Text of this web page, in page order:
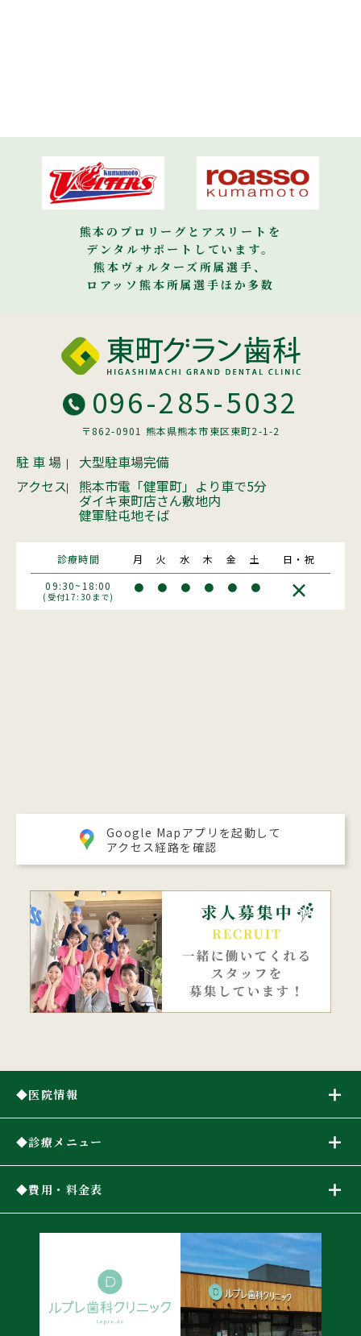
熊本のプロリーグとアスリートを
デンタルサポートしています。
熊本ヴォルターズ所属選手、
ロアッソ熊本所属選手ほか多数
096-285-5032
〒862-0901 熊本県熊本市東区東町2-1-2
駐 車 場
大型駐車場完備
アクセス
熊本市電「健軍町」より車で5分
ダイキ東町店さん敷地内
健軍駐屯地そば
診療時間 月 火 水 木 金 土
日・祝
09:30~18:00
(受付17:30まで)
● ● ● ● ● ● ×
Google Mapアプリを起動して
アクセス経路を確認
医院情報
診療メニュー
費用・料金表